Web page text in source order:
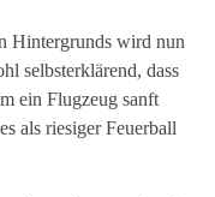
Hintergrunds wird nun
selbsterklärend, dass
ein Flugzeug sanft
als riesiger Feuerball